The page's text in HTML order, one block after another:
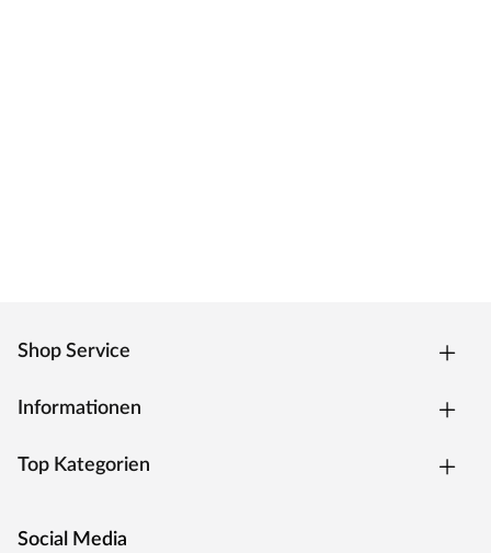
Shop Service
Informationen
Top Kategorien
Social Media